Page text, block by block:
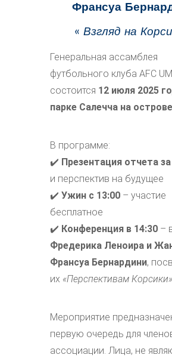
Франсуа
« Взгляд на
Генеральная ассамблея
футбольного клуба AFC
состоится 12 июля 2025
парке Салечча на
В программе:
✔️ Презентация отчета
и перспектив на будущее
✔️ Ужин с 13:00 – участие
бесплатное
✔️ Конференция в 14:30 –
Фредерика Леноира и
Франсуа Бернардини,
их «Перспективам Корсики»
Мероприятие
первую очередь для
ассоциации. Лица, не